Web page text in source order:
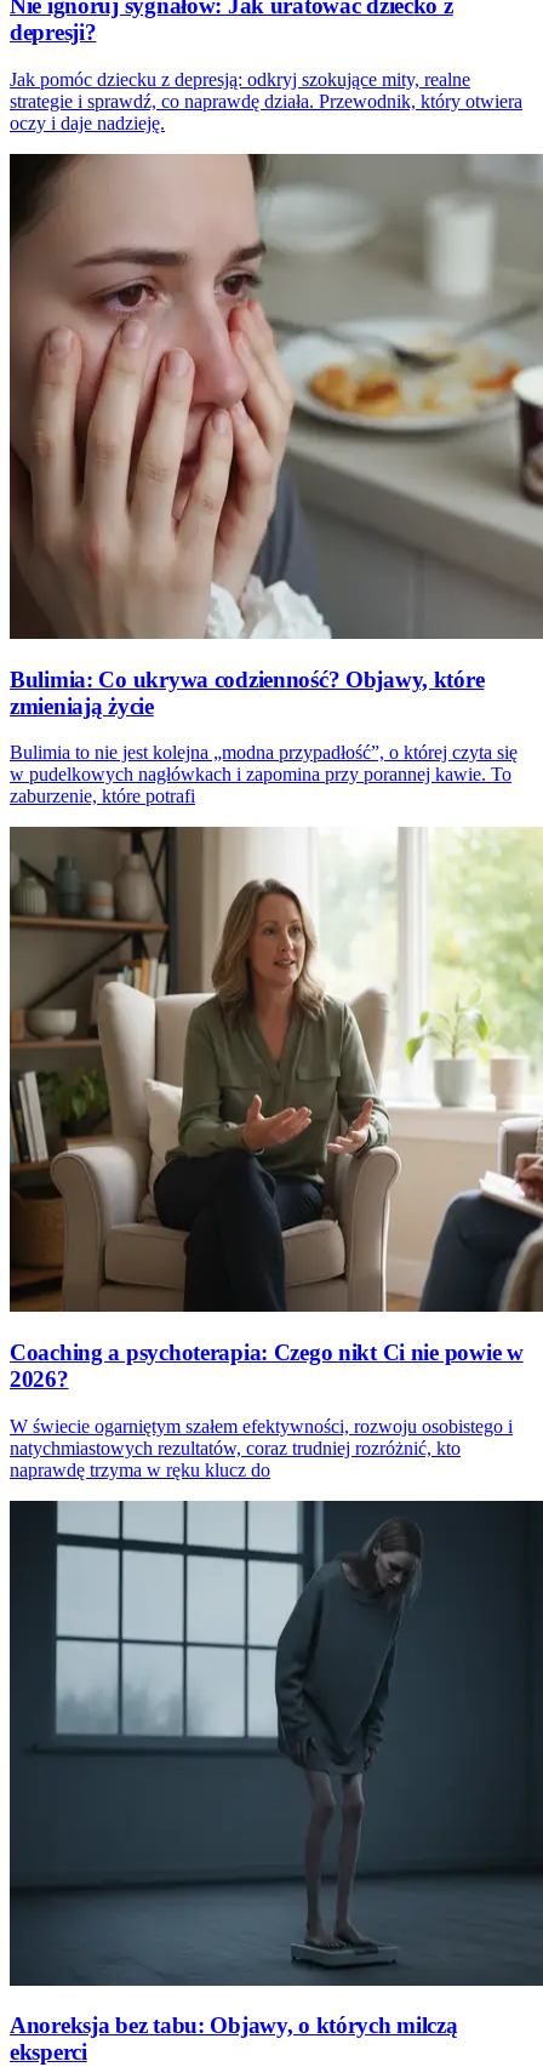
Nie ignoruj sygnałów: Jak uratować dziecko z
depresji?
Jak pomóc dziecku z depresją: odkryj szokujące mity, realne
strategie i sprawdź, co naprawdę działa. Przewodnik, który otwiera
oczy i daje nadzieję.
Bulimia: Co ukrywa codzienność? Objawy, które
zmieniają życie
Bulimia to nie jest kolejna „modna przypadłość”, o której czyta się
w pudelkowych nagłówkach i zapomina przy porannej kawie. To
zaburzenie, które potrafi
Coaching a psychoterapia: Czego nikt Ci nie powie w
2026?
W świecie ogarniętym szałem efektywności, rozwoju osobistego i
natychmiastowych rezultatów, coraz trudniej rozróżnić, kto
naprawdę trzyma w ręku klucz do
Anoreksja bez tabu: Objawy, o których milczą
eksperci